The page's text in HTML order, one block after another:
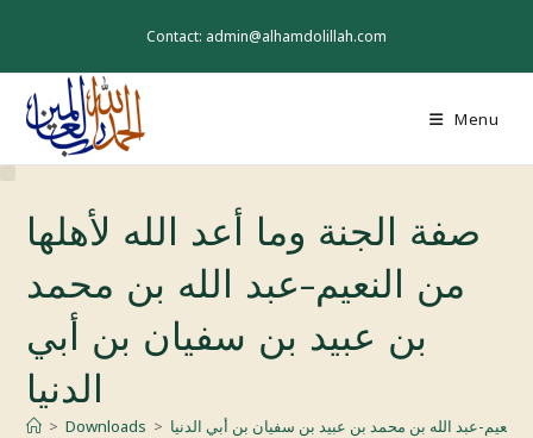
Contact: admin@alhamdolillah.com
Menu
صفة الجنة وما أعد الله لأهلها
من النعيم-عبد الله بن محمد
بن عبيد بن سفيان بن أبي
الدنيا
> Downloads > النعيم-عبد الله بن محمد بن عبيد بن سفيان بن أبي الدنيا